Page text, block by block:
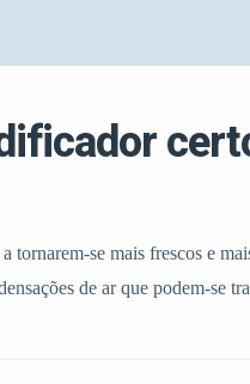
tornarem-se mais frescos e
de ar que podem-se